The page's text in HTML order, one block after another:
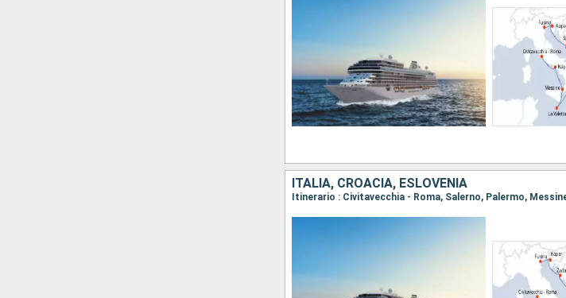
ITALIA, CROACIA, ESLOVENIA
Itinerario : Civitavecchia - Roma, Salerno, Palermo,